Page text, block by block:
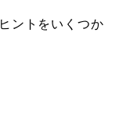
ントをいくつか